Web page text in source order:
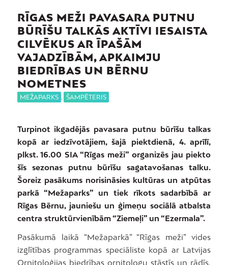
RĪGAS MEŽI PAVASARA PUTNU
BŪRĪŠU TALKĀS AKTĪVI IESAISTA
CILVĒKUS AR ĪPAŠĀM
VAJADZĪBĀM, APKAIMJU
BIEDRĪBAS UN BĒRNU
NOMETNES
MEŽAPARKS , ŠAMPĒTERIS
Turpinot ikgadējās pavasara putnu būrīšu talkas
kopā ar iedzīvotājiem, šajā piektdienā, 4. aprīlī,
plkst. 16.00 SIA “Rīgas meži” organizēs jau piekto
šīs sezonas putnu būrīšu sagatavošanas talku.
Šoreiz pasākums norisināsies kultūras un atpūtas
parkā “Mežaparks” un tiek rīkots sadarbībā ar
Rīgas Bērnu, jauniešu un ģimeņu sociālā atbalsta
centra struktūrvienībām “Ziemeļi” un “Ezermala”.
Pasākumā laikā “Mežaparkā” “Rīgas meži” vides
izglītības programmas speciāliste kopā ar Latvijas
Ornitoloģijas biedrības ornitologu stāstīs un rādīs,